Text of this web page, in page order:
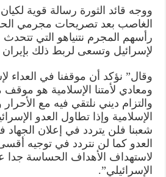
ووجه قائد الثورة رسالة قوية لكيان
الغاصب بعد تصريحات مجرمي
رأسهم المجرم نتنياهو التي
لإسرائيل وتسعى لربط ذلك بإيران
وقال” نؤكد أن موقفنا في العداء
ومعادي لأمتنا الإسلامية هو
والتزام ديني نلتقي فيه مع
الإسلامية وإذا تطاول العدو
شعبنا فلن يتردد في إعلان
العدو كما لن نتردد في توجيه
لاستهداف الأهداف الحساسة جدا
الإسرائيلي”.